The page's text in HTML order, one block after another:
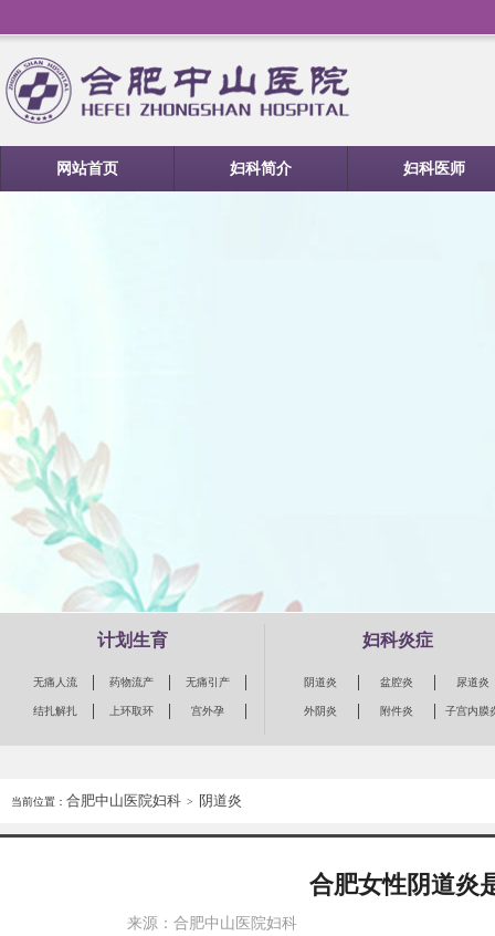
网站首页 妇科简介 妇科医师
计划生育
无痛人流 药物流产 无痛引产
结扎解扎 上环取环 宫外孕
妇科炎症
阴道炎 盆腔炎 尿道炎
外阴炎 附件炎 子宫内膜
当前位置： 合肥中山医院妇科 > 阴道炎
合肥女性阴道炎
来源：合肥中山医院妇科